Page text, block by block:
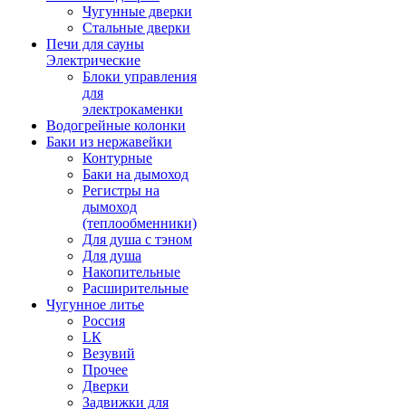
Чугунные дверки
Стальные дверки
Печи для сауны
Электрические
Блоки управления
для
электрокаменки
Водогрейные колонки
Баки из нержавейки
Контурные
Баки на дымоход
Регистры на
дымоход
(теплообменники)
Для душа с тэном
Для душа
Накопительные
Расширительные
Чугунное литье
Россия
LК
Везувий
Прочее
Дверки
Задвижки для